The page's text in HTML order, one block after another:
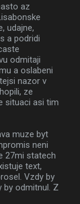
az
udajne,
a podridi
odmitaji
a oslabeni
nazor v
ze
situaci asi tim
muze byt
neni
27mi statech
text,
Vzdy by
by odmitnul. Z